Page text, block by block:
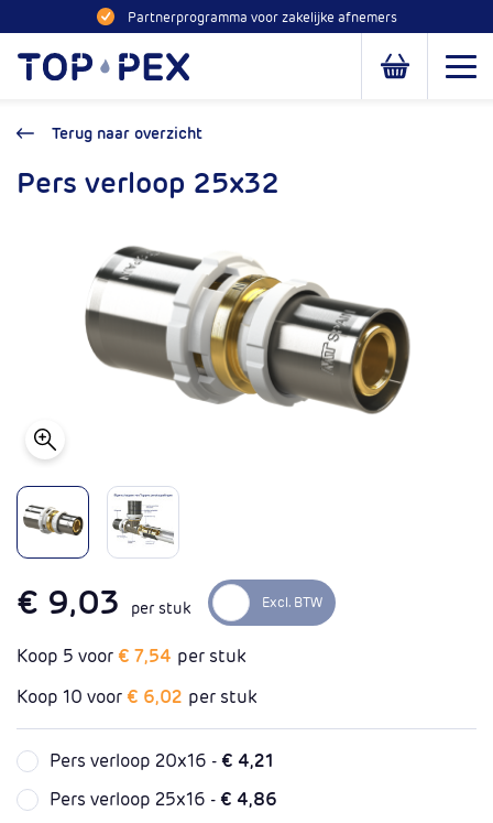
Naar inhoud Partnerprogramma voor zakelijke afnemers
Toppex
Open of
Terug naar overzicht
Pers verloop 25x32
€ 9,03 per stuk
Koop 5 voor€ 7,54 per stuk
Koop 10 voor€ 6,02 per stuk
Pers verloop 20x16 -€ 4,21
Pers verloop 25x16 -€ 4,86